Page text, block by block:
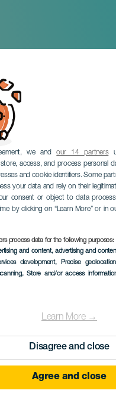
we andour 14 partners
access, and process personal
and cookie identifiers. Some
your data and rely on their
consent or object to data
by clicking on “Learn More” or in
process data for the following purposes:
and content, advertising and
development, Precise
, Store and/or access
Learn More →
Disagree and close
Agree and close